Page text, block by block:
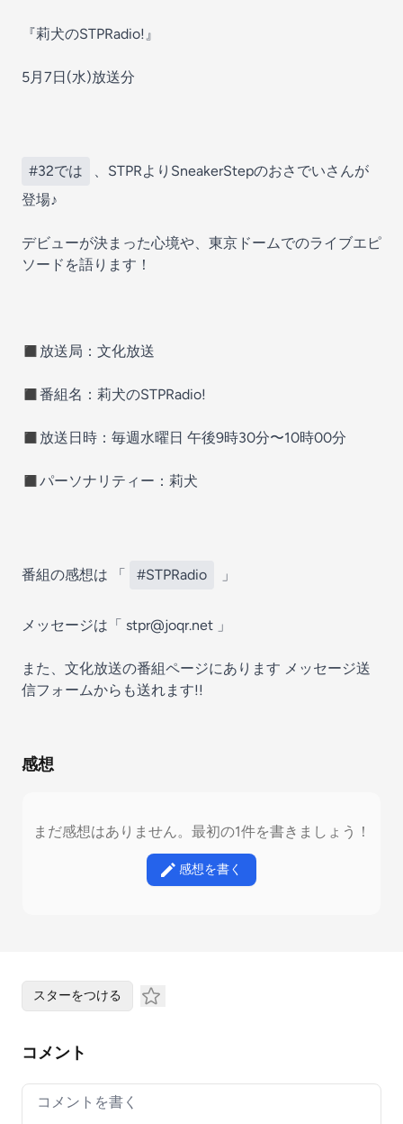
『莉犬のSTPRadio!』
5月7日(水)放送分
#32では
、STPRよりSneakerStepのおさでい さんが
登場♪
デビューが決まった心境や、東京ドームでのライブエピ
ソードを語ります！
◼️放送局：文化放送
◼️番組名：莉犬のSTPRadio!
◼️放送日時：毎週水曜日 午後9時30分〜10時00分
◼️パーソナリティー：莉犬
番組の感想は 「 #STPRadio 」
メッセージは「 ⁠⁠stpr@joqr.net⁠⁠ 」
また、文化放送の番組ページにあります メッセージ送
信フォームからも送れます!!
感想
まだ感想はありません。最初の1件を書きましょう！
感想を書く
スターをつける
コメント
Your comment